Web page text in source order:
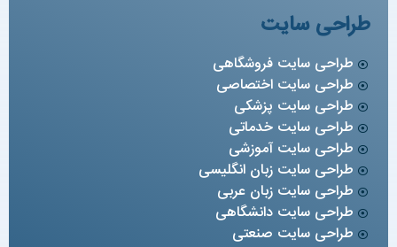
طراحی سایت
طراحی سایت فروشگاهی
طراحی سایت اختصاصی
طراحی سایت پزشکی
طراحی سایت خدماتی
طراحی سایت آموزشی
طراحی سایت زبان انگلیسی
طراحی سایت زبان عربی
طراحی سایت دانشگاهی
طراحی سایت صنعتی